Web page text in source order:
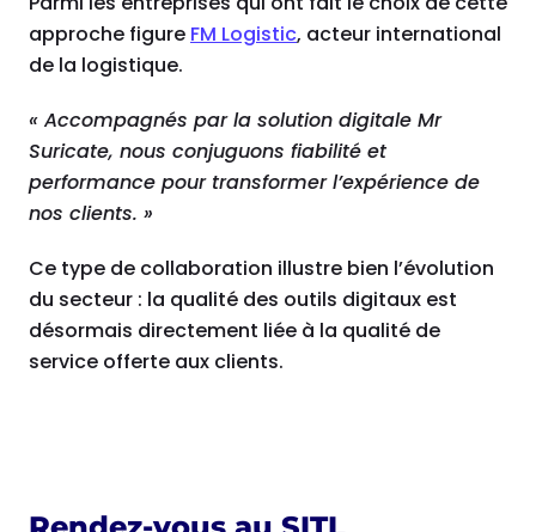
approche figure FM Logistic, acteur international
de la logistique.
« Accompagnés par la solution digitale Mr
Suricate, nous conjuguons fiabilité et
performance pour transformer l’expérience de
nos clients. »
Ce type de collaboration illustre bien l’évolution
du secteur : la qualité des outils digitaux est
désormais directement liée à la qualité de
service offerte aux clients.